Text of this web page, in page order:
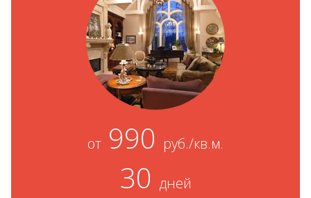
от 990 руб./кв.м.
30 дней